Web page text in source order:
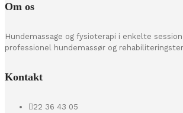
Om os
Hundemassage og fysioterapi i enkelte
professionel hundemassør og
Kontakt
22 36 43 05